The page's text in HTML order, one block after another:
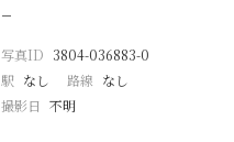
−
写真ID 3804-036883-0
駅 なし 路線 なし
撮影日 不明